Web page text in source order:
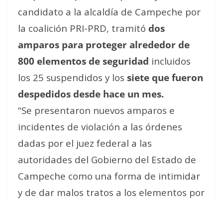
candidato a la alcaldía de Campeche por
la coalición PRI-PRD, tramitó dos
amparos para proteger alrededor de
800 elementos de seguridad incluidos
los 25 suspendidos y los siete que fueron
despedidos desde hace un mes.
“Se presentaron nuevos amparos e
incidentes de violación a las órdenes
dadas por el juez federal a las
autoridades del Gobierno del Estado de
Campeche como una forma de intimidar
y de dar malos tratos a los elementos por